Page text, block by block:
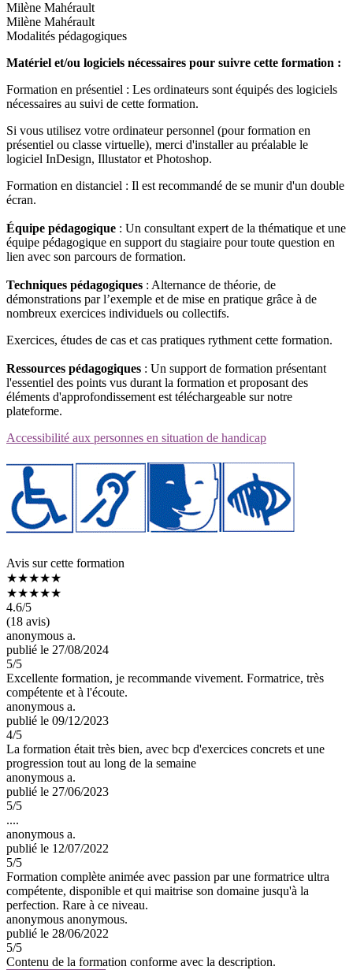
Milène Mahérault
Milène Mahérault
Modalités pédagogiques
Matériel et/ou logiciels nécessaires pour suivre cette formation :
Formation en présentiel : Les ordinateurs sont équipés des logiciels
nécessaires au suivi de cette formation.
Si vous utilisez votre ordinateur personnel (pour formation en
présentiel ou classe virtuelle), merci d'installer au préalable le
logiciel InDesign, Illustator et Photoshop.
Formation en distanciel : Il est recommandé de se munir d'un double
écran.
Équipe pédagogique : Un consultant expert de la thématique et une
équipe pédagogique en support du stagiaire pour toute question en
lien avec son parcours de formation.
Techniques pédagogiques : Alternance de théorie, de
démonstrations par l’exemple et de mise en pratique grâce à de
nombreux exercices individuels ou collectifs.
Exercices, études de cas et cas pratiques rythment cette formation.
Ressources pédagogiques : Un support de formation présentant
l'essentiel des points vus durant la formation et proposant des
éléments d'approfondissement est téléchargeable sur notre
plateforme.
Accessibilité aux personnes en situation de handicap
Avis sur cette formation
★★★★★
★★★★★
4.6/5
(18 avis)
anonymous a.
publié le 27/08/2024
5/5
Excellente formation, je recommande vivement. Formatrice, très
compétente et à l'écoute.
anonymous a.
publié le 09/12/2023
4/5
La formation était très bien, avec bcp d'exercices concrets et une
progression tout au long de la semaine
anonymous a.
publié le 27/06/2023
5/5
....
anonymous a.
publié le 12/07/2022
5/5
Formation complète animée avec passion par une formatrice ultra
compétente, disponible et qui maitrise son domaine jusqu'à la
perfection. Rare à ce niveau.
anonymous anonymous.
publié le 28/06/2022
5/5
Contenu de la formation conforme avec la description.